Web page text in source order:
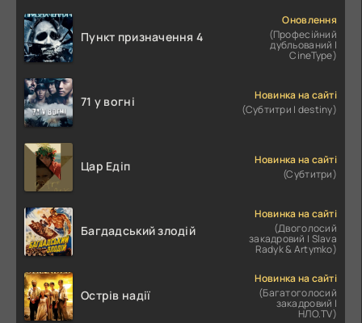
Пункт призначення 4
Оновлення
(Професійний
дубльований |
CineType)
71 у вогні
Новинка на сайті
(Субтитри | destiny)
Цар Едіп
Новинка на сайті
(Субтитри)
Багдадський злодій
Новинка на сайті
(Двоголосий
закадровий | Slava
Radyk & Artymko)
Острів надії
Новинка на сайті
(Багатоголосий
закадровий |
НЛО.TV)